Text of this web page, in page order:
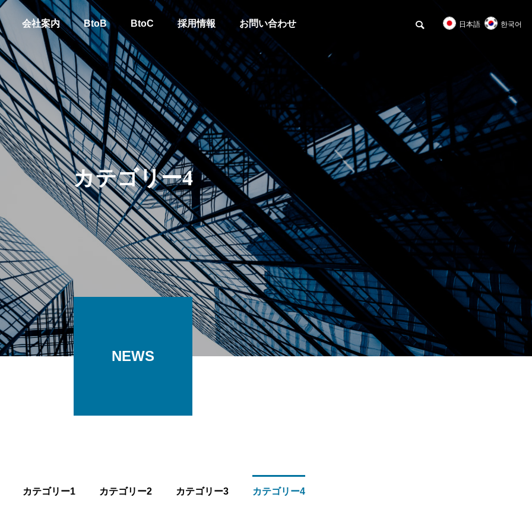
日本語 한국어
会社案内 BtoB BtoC 採用情報 お問い合わせ
GREETING
ごあいさつ
BtoB Duties
BtoB役割
提供サービス
Services Provided
導入実績
Implementation
Results
協業メリット
Collaboration
カテゴリー4
NEWS
カテゴリー1 カテゴリー2 カテゴリー3 カテゴリー4